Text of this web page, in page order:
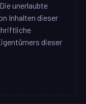
unerlaubte
Inhalten dieser
dieser